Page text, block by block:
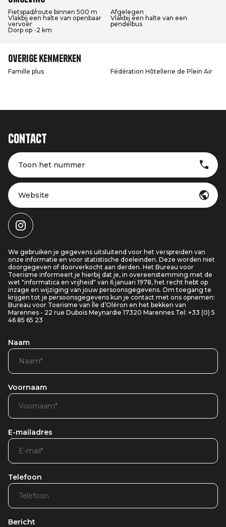
Fietspad/route binnen 500 m
Afgelegen
Vlakbij een halte van openbaar
vervoer
Vlakbij een halte van een
pendelbus
Dorp op -2 km
Overige kenmerken
Famille plus Fédération Hôtellerie de Plein Air
Contact
Toon het nummer
Website
We gebruiken je gegevens uitsluitend voor het verspreiden van
onze informatie en voor statistische doeleinden. Deze worden niet
doorgegeven of doorverkocht aan derden. Het Bureau voor
Toerisme informeert je hierbij dat je, in overeenstemming met de
wet "informatica en vrijheid" van 6 januari 1978, het recht hebt op
inzage en wijziging van jouw persoonsgegevens. Om toegang te
krijgen tot je persoonsgegevens kun je contact met ons opnemen:
Bureau voor Toerisme van Île d’Oléron en het bekken van
Marennes - 22 rue Dubois Meynardie 17320 Marennes Tel: +33 (0) 5
46 85 65 23
Naam
Voornaam
E-mailadres
Telefoon
Bericht